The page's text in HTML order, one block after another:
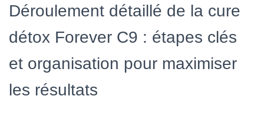
Déroulement détaillé de la cure
détox Forever C9 : étapes clés
et organisation pour maximiser
les résultats